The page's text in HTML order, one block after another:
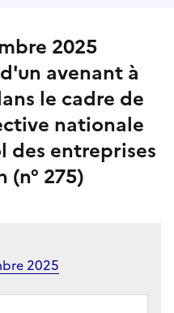
2025
avenant à
le cadre de
nationale
des entreprises
275)
2025